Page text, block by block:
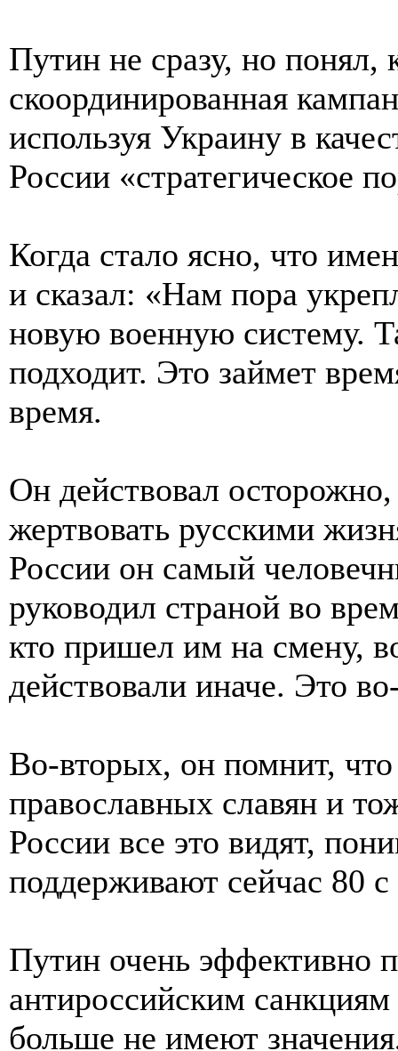
Путин не сразу, но понял,
скоординированная
используя Украину в
России «стратегическое
Когда стало ясно, что
и сказал: «Нам пора
новую военную систему.
подходит. Это займет
время.
Он действовал
жертвовать русскими
России он самый
руководил страной во
кто пришел им на смену,
действовали иначе. Это
Во-вторых, он помнит,
православных славян и
России все это видят,
поддерживают сейчас 80
Путин очень эффективно
антироссийским
больше не имеют